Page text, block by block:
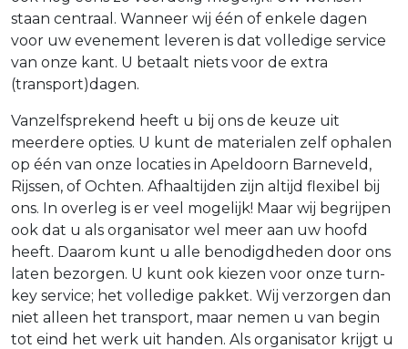
staan centraal. Wanneer wij één of enkele dagen
voor uw evenement leveren is dat volledige service
van onze kant. U betaalt niets voor de extra
(transport)dagen.
Vanzelfsprekend heeft u bij ons de keuze uit
meerdere opties. U kunt de materialen zelf ophalen
op één van onze locaties in Apeldoorn Barneveld,
Rijssen, of Ochten. Afhaaltijden zijn altijd flexibel bij
ons. In overleg is er veel mogelijk! Maar wij begrijpen
ook dat u als organisator wel meer aan uw hoofd
heeft. Daarom kunt u alle benodigdheden door ons
laten bezorgen. U kunt ook kiezen voor onze turn-
key service; het volledige pakket. Wij verzorgen dan
niet alleen het transport, maar nemen u van begin
tot eind het werk uit handen. Als organisator krijgt u